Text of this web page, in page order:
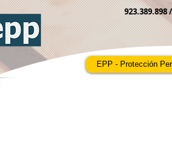
923.389.898
EPP - Protección